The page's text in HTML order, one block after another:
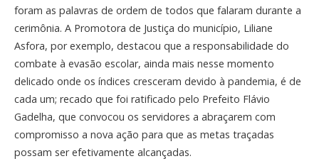
foram as palavras de ordem de todos que falaram durante a
cerimônia. A Promotora de Justiça do município, Liliane
Asfora, por exemplo, destacou que a responsabilidade do
combate à evasão escolar, ainda mais nesse momento
delicado onde os índices cresceram devido à pandemia, é de
cada um; recado que foi ratificado pelo Prefeito Flávio
Gadelha, que convocou os servidores a abraçarem com
compromisso a nova ação para que as metas traçadas
possam ser efetivamente alcançadas.